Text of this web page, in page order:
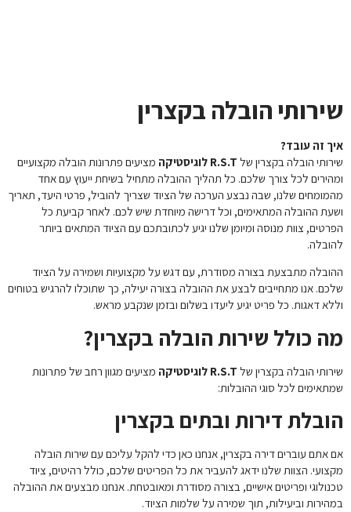
שירותי הובלה בקצרין
איך זה עובד?
שירותי הובלה בקצרין של R.S.T לוגיסטיקה
מציעים פתרונות הובלה מקצועיים
ומהירים לכל צורך שלכם. כל תהליך ההובלה מתחיל בשיחת ייעוץ עם אחד
מהמומחים שלנו, שבה נבצע הערכה של הציוד שצריך להוביל, פרטי היעד, תאריך
ושעת ההובלה המתאימים, וכל דרישה מיוחדת שיש לכם. לאחר קביעת כל
הפרטים, צוות מנוסה ומיומן שלנו יגיע לכתובתכם עם הציוד המתאים ביותר
להובלה.
ההובלה מתבצעת בצורה מסודרת, עם דגש על מקצועיות ושמירה על הציוד
שלכם. אנו מתחייבים לבצע את ההובלה בצורה יעילה, כך שתוכלו להרגיש בטוחים
וללא דאגות. כל פריט יגיע ליעדו בשלום ובזמן שנקבע מראש.
מה כולל שירות הובלה בקצרין?
שירותי הובלה בקצרין של R.S.T לוגיסטיקה
מציעים מגוון רחב של פתרונות
שמתאימים לכל סוגי ההובלות:
הובלת דירות ובתים בקצרין
אם אתם עוברים דירה בקצרין, אנחנו כאן כדי להקל עליכם עם שירות הובלה
מקצועי. הצוות שלנו ידאג להעביר את כל הפריטים שלכם, כולל רהיטים, ציוד
טכנולוגי ופריטים אישיים, בצורה מסודרת ומאובטחת. אנחנו מבצעים את ההובלה
במהירות וביעילות, תוך שמירה על שלמות הציוד.